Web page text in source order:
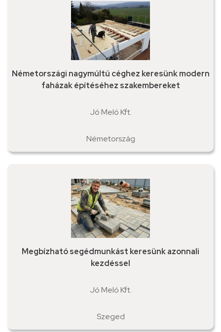
Németországi nagymúltú céghez keresünk modern
faházak építéséhez szakembereket
Jó Meló Kft.
Németország
Megbízható segédmunkást keresünk azonnali
kezdéssel
Jó Meló Kft.
Szeged